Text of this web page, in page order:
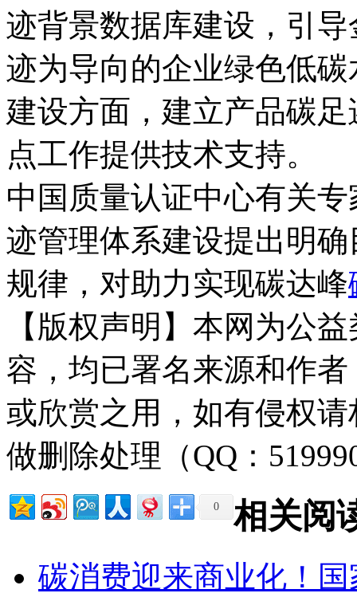
迹背景数据库建设，引
迹为导向的企业绿色低
建设方面，建立产品碳足
点工作提供技术支持。
中国质量认证中心有关
迹管理体系建设提出明
规律，对助力实现碳达峰
【版权声明】本网为公
容，均已署名来源和作
或欣赏之用，如有侵权
做删除处理（QQ：
0 相关阅
碳消费迎来商业化！